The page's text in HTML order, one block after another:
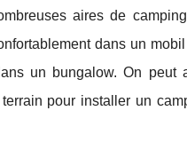
aires de
dans un
un bungalow. On peut
pour installer un